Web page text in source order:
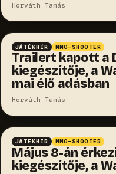
Horváth Tamás
JÁTÉKHÍR MMO-SHOOTER
Trailert kapott a
kiegészítője, a
mai élő adásban
Horváth Tamás
JÁTÉKHÍR MMO-SHOOTER
Május 8-án
kiegészítője, a